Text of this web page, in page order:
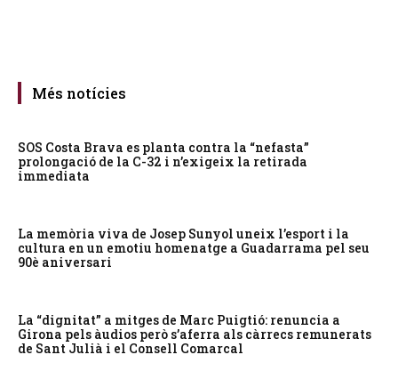
Més notícies
SOS Costa Brava es planta contra la “nefasta”
prolongació de la C-32 i n’exigeix la retirada
immediata
La memòria viva de Josep Sunyol uneix l’esport i la
cultura en un emotiu homenatge a Guadarrama pel seu
90è aniversari
La “dignitat” a mitges de Marc Puigtió: renuncia a
Girona pels àudios però s’aferra als càrrecs remunerats
de Sant Julià i el Consell Comarcal